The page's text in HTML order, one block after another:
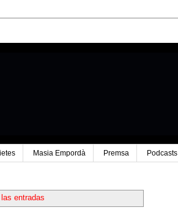
Masia Empordà Premsa Podcasts
entradas